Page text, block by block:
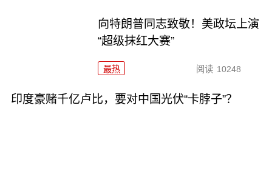
向特朗普同志致敬！美政坛上演
“超级抹红大赛”
最热 阅读 10248
印度豪赌千亿卢比，要对中国光伏“卡脖子”？